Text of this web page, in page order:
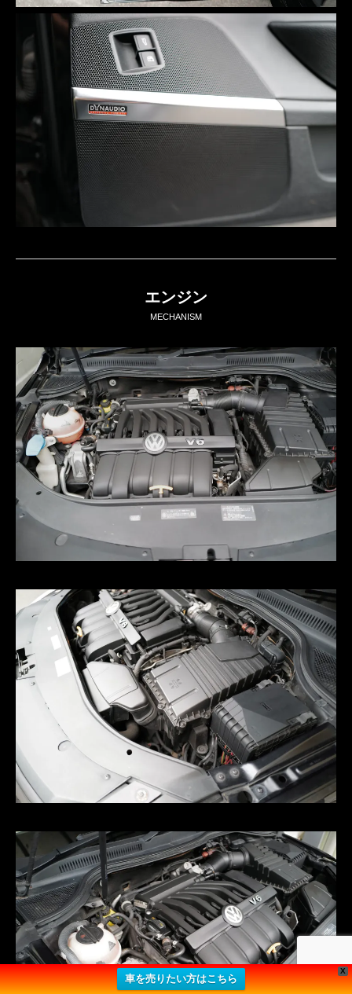
エンジン
MECHANISM
X
車を売りたい方はこちら